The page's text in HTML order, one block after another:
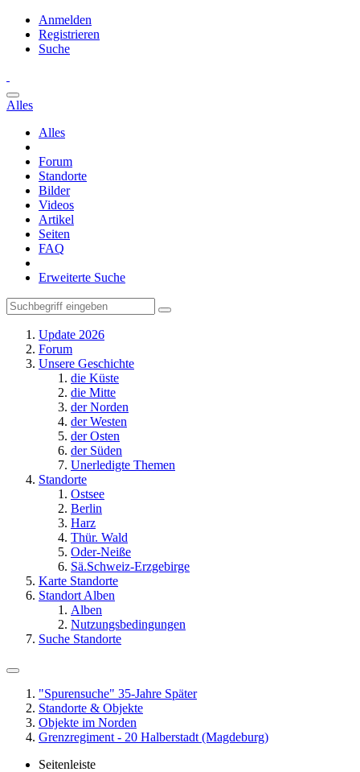
Anmelden
Registrieren
Suche
Alles
Alles
Forum
Standorte
Bilder
Videos
Artikel
Seiten
FAQ
Erweiterte Suche
Update 2026
Forum
Unsere Geschichte
die Küste
die Mitte
der Norden
der Westen
der Osten
der Süden
Unerledigte Themen
Standorte
Ostsee
Berlin
Harz
Thür. Wald
Oder-Neiße
Sä.Schweiz-Erzgebirge
Karte Standorte
Standort Alben
Alben
Nutzungsbedingungen
Suche Standorte
"Spurensuche" 35-Jahre Später
Standorte & Objekte
Objekte im Norden
Grenzregiment - 20 Halberstadt (Magdeburg)
Seitenleiste